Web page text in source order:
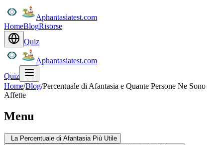
Aphantasiatest.com
HomeBlogRisorse
Quiz
Aphantasiatest.com
Quiz
Home/Blog/Percentuale di Afantasia e Quante Persone Ne Sono
Affette
Menu
La Percentuale di Afantasia Più Utile